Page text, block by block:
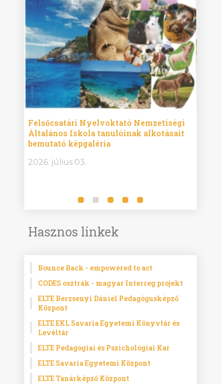
Felsőcsatári Nyelvoktató Nemzetiségi
Általános Iskola tanulóinak alkotásait
bemutató képgaléria
2026. július 03.
Hasznos linkek
Bounce Back - empowered to act
CODES osztrák - magyar Interreg projekt
ELTE Berzsenyi Dániel Pedagógusképző
Központ
ELTE EKL Savaria Egyetemi Könyvtár és
Levéltár
ELTE Pedagógiai és Pszichológiai Kar
ELTE Savaria Egyetemi Központ
ELTE Tanárképző Központ